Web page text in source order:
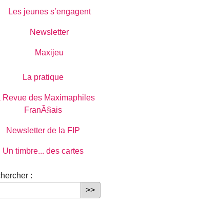
Les jeunes s’engagent
Newsletter
Maxijeu
La pratique
Revue des Maximaphiles
FranÃ§ais
Newsletter de la FIP
Un timbre... des cartes
: